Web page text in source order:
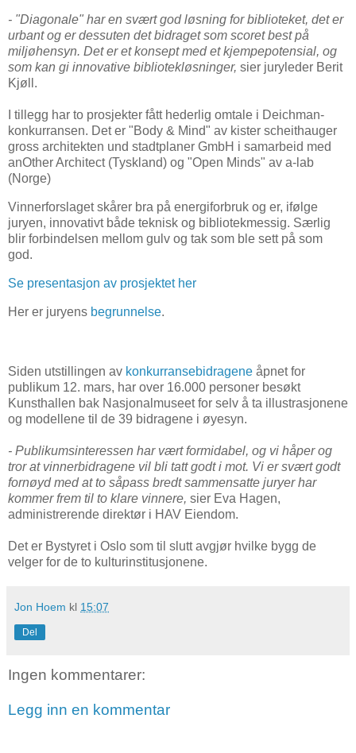
- "Diagonale" har en svært god løsning for biblioteket, det er
urbant og er dessuten det bidraget som scoret best på
miljøhensyn. Det er et konsept med et kjempepotensial, og
som kan gi innovative bibliotekløsninger, sier juryleder Berit
Kjøll.
I tillegg har to prosjekter fått hederlig omtale i Deichman-
konkurransen. Det er "Body & Mind" av kister scheithauger
gross architekten und stadtplaner GmbH i samarbeid med
anOther Architect (Tyskland) og "Open Minds" av a-lab
(Norge)
Vinnerforslaget skårer bra på energiforbruk og er, ifølge
juryen, innovativt både teknisk og bibliotekmessig. Særlig
blir forbindelsen mellom gulv og tak som ble sett på som
god.
Se presentasjon av prosjektet her
Her er juryens begrunnelse.
Siden utstillingen av konkurransebidragene åpnet for
publikum 12. mars, har over 16.000 personer besøkt
Kunsthallen bak Nasjonalmuseet for selv å ta illustrasjonene
og modellene til de 39 bidragene i øyesyn.
- Publikumsinteressen har vært formidabel, og vi håper og
tror at vinnerbidragene vil bli tatt godt i mot. Vi er svært godt
fornøyd med at to såpass bredt sammensatte juryer har
kommer frem til to klare vinnere, sier Eva Hagen,
administrerende direktør i HAV Eiendom.
Det er Bystyret i Oslo som til slutt avgjør hvilke bygg de
velger for de to kulturinstitusjonene.
Jon Hoem kl 15:07
Del
Ingen kommentarer:
Legg inn en kommentar